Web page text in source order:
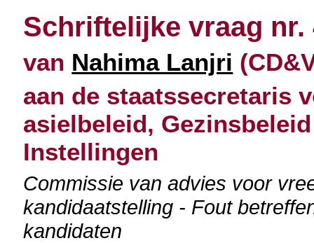
Schriftelijke vraag nr.
van Nahima Lanjri
aan de staatssecretaris
asielbeleid,
Instellingen
Commissie van advies voor
kandidaatstelling - Fout
kandidaten